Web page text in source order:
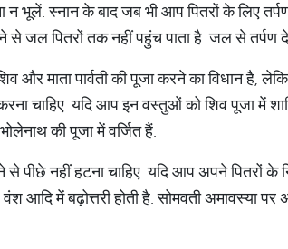
न भूलें. स्नान के बाद जब भी आप पितरों के लिए
से जल पितरों तक नहीं पहुंच पाता है. जल से
और माता पार्वती की पूजा करने का विधान है,
चाहिए. यदि आप इन वस्तुओं को शिव पूजा में
की पूजा में वर्जित हैं.
पीछे नहीं हटना चाहिए. यदि आप अपने पितरों के
में बढ़ोत्तरी होती है. सोमवती अमावस्या